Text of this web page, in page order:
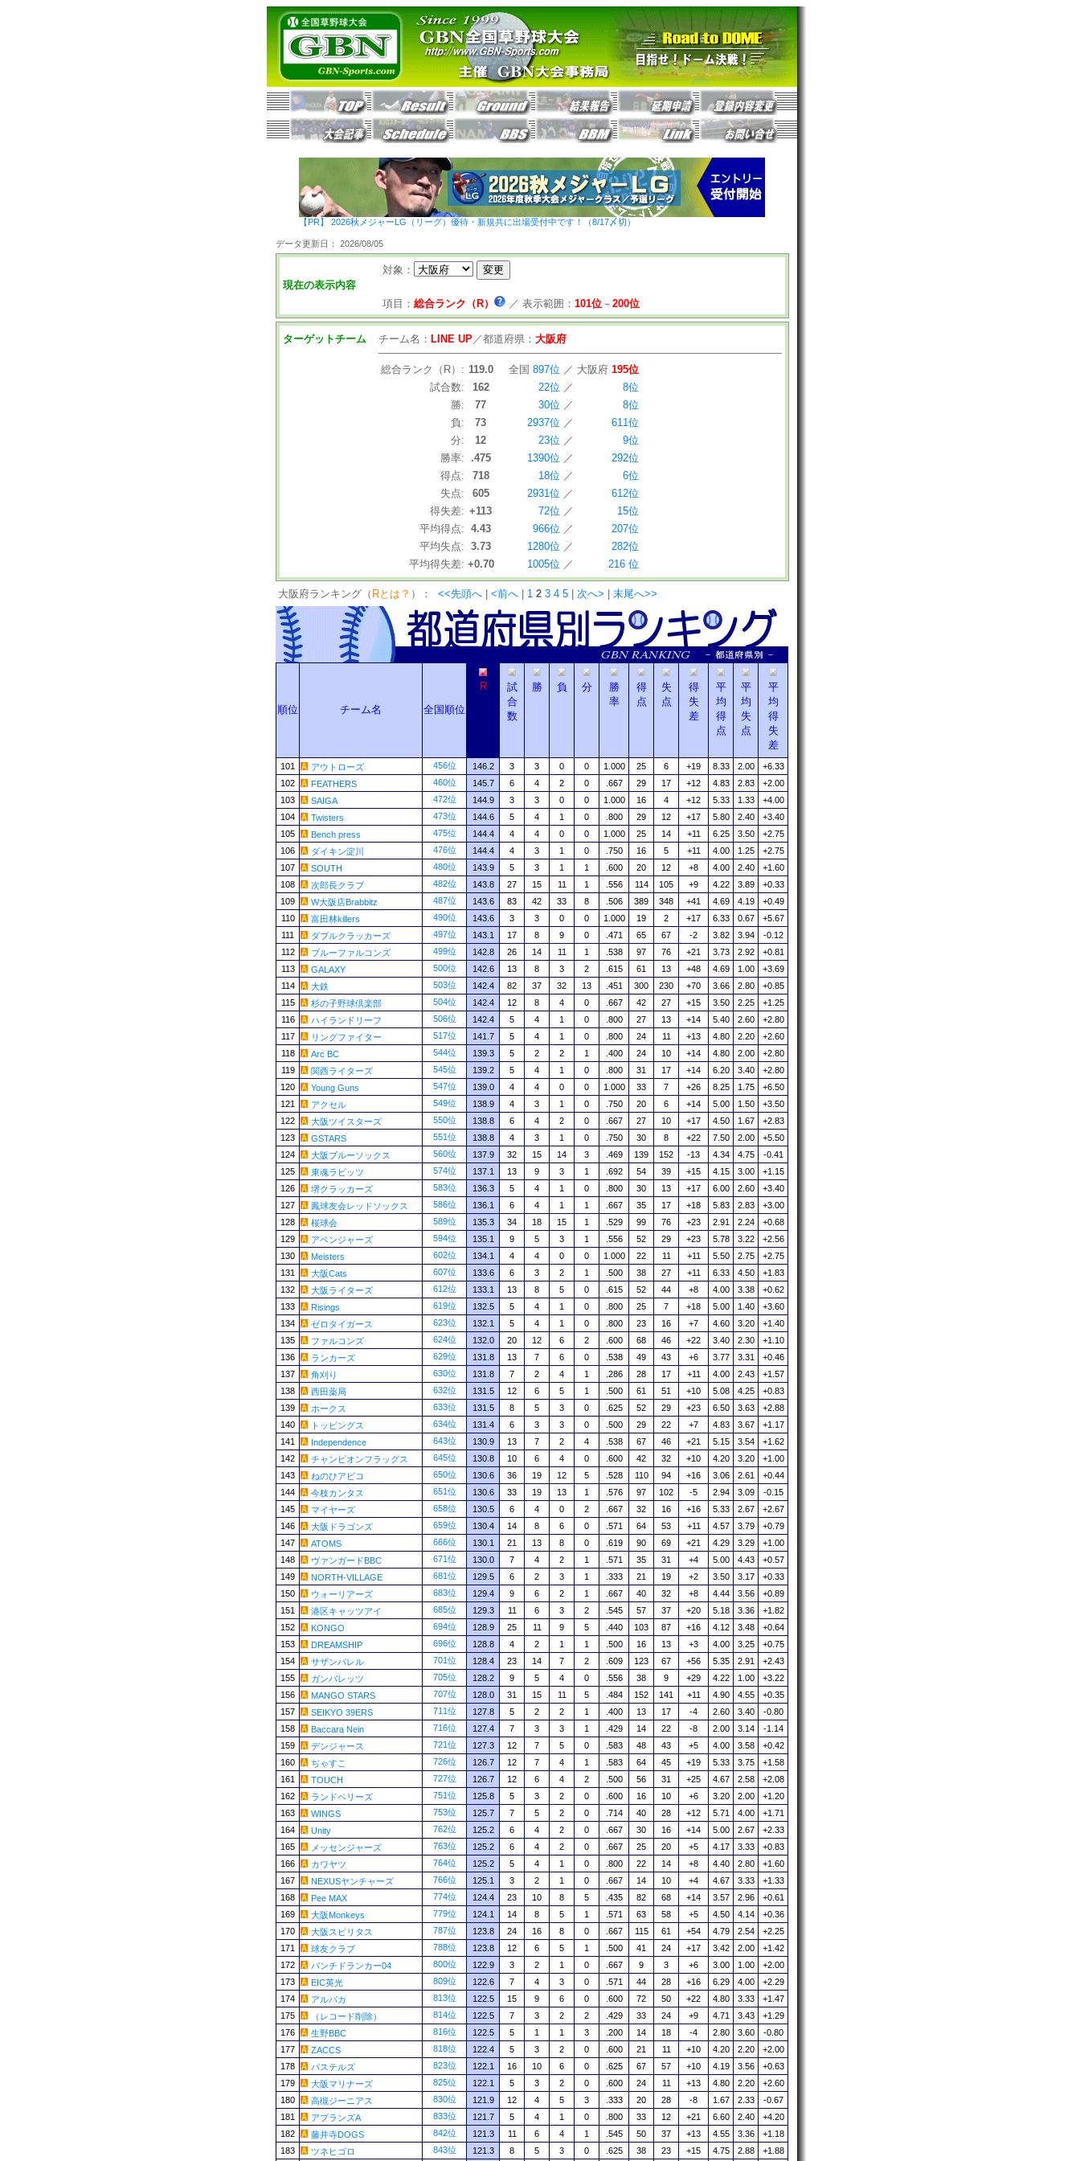
【PR】 2026秋メジャーLG（リーグ）優待・新規共に出場受付中です！（8/17〆切）
データ更新日： 2026/08/05
現在の表示内容
対象：
項目： 総合ランク（R） ／ 表示範囲： 101位－ 200位
ターゲットチーム チーム名： LINE UP／都道府県： 大阪府
総合ランク（R）: 119.0 全国 897位 ／ 大阪府 195位
試合数:
162 22位 ／
8位
勝:
77 30位 ／
8位
負:
73 2937位 ／
611位
分:
12 23位 ／
9位
勝率:
.475 1390位 ／
292位
得点:
718 18位 ／
6位
失点:
605 2931位 ／
612位
得失差: +113 72位 ／
15位
平均得点: 4.43 966位 ／
207位
平均失点: 3.73 1280位 ／
282位
平均得失差: +0.70 1005位 ／ 216 位
大阪府ランキング（ Rとは？ ）： <<先頭へ <前へ 1 2 3 4 5 次へ> 末尾へ>>
順位 チーム名 全国順位
R
試
合
数
勝 負 分
勝
率
得
点
失
点
得
失
差
平
均
得
点
平
均
失
点
平
均
得
失
差
101 アウトローズ 456位 146.2 3 3 0 0 1.000 25 6 +19 8.33 2.00
+6.33
102
FEATHERS 460位 145.7 6 4 2 0 .667 29 17 +12 4.83 2.83
+2.00
103
SAIGA 472位 144.9 3 3 0 0 1.000 16 4 +12 5.33 1.33
+4.00
104
Twisters 473位 144.6 5 4 1 0 .800 29 12 +17 5.80 2.40
+3.40
105
Bench press 475位 144.4 4 4 0 0 1.000 25 14 +11 6.25 3.50
+2.75
106
ダイキン淀川 476位 144.4 4 3 1 0 .750 16 5 +11 4.00 1.25
+2.75
107
SOUTH 480位 143.9 5 3 1 1 .600 20 12 +8 4.00 2.40
+1.60
108
次郎長クラブ 482位 143.8 27 15 11 1 .556 114 105 +9 4.22 3.89
+0.33
109
W大阪店Brabbitz 487位 143.6 83 42 33 8 .506 389 348 +41 4.69 4.19
+0.49
110
富田林killers 490位 143.6 3 3 0 0 1.000 19 2 +17 6.33 0.67
+5.67
111
ダブルクラッカーズ 497位 143.1 17 8 9 0 .471 65 67 -2 3.82 3.94
-0.12
112
ブルーファルコンズ 499位 142.8 26 14 11 1 .538 97 76 +21 3.73 2.92
+0.81
113
GALAXY 500位 142.6 13 8 3 2 .615 61 13 +48 4.69 1.00
+3.69
114
大鉄 503位 142.4 82 37 32 13 .451 300 230 +70 3.66 2.80
+0.85
115
杉の子野球倶楽部 504位 142.4 12 8 4 0 .667 42 27 +15 3.50 2.25
+1.25
116
ハイランドリーフ 506位 142.4 5 4 1 0 .800 27 13 +14 5.40 2.60
+2.80
117
リングファイター 517位 141.7 5 4 1 0 .800 24 11 +13 4.80 2.20
+2.60
118
Arc BC 544位 139.3 5 2 2 1 .400 24 10 +14 4.80 2.00
+2.80
119
関西ライターズ 545位 139.2 5 4 1 0 .800 31 17 +14 6.20 3.40
+2.80
120
Young Guns 547位 139.0 4 4 0 0 1.000 33 7 +26 8.25 1.75
+6.50
121
アクセル 549位 138.9 4 3 1 0 .750 20 6 +14 5.00 1.50
+3.50
122
大阪ツイスターズ 550位 138.8 6 4 2 0 .667 27 10 +17 4.50 1.67
+2.83
123
GSTARS 551位 138.8 4 3 1 0 .750 30 8 +22 7.50 2.00
+5.50
124
大阪ブルーソックス 560位 137.9 32 15 14 3 .469 139 152 -13 4.34 4.75
-0.41
125
東魂ラビッツ 574位 137.1 13 9 3 1 .692 54 39 +15 4.15 3.00
+1.15
126
堺クラッカーズ 583位 136.3 5 4 1 0 .800 30 13 +17 6.00 2.60
+3.40
127
鳳球友会レッドソックス 586位 136.1 6 4 1 1 .667 35 17 +18 5.83 2.83
+3.00
128
桜球会 589位 135.3 34 18 15 1 .529 99 76 +23 2.91 2.24
+0.68
129
アベンジャーズ 594位 135.1 9 5 3 1 .556 52 29 +23 5.78 3.22
+2.56
130
Meisters 602位 134.1 4 4 0 0 1.000 22 11 +11 5.50 2.75
+2.75
131
大阪Cats 607位 133.6 6 3 2 1 .500 38 27 +11 6.33 4.50
+1.83
132
大阪ライターズ 612位 133.1 13 8 5 0 .615 52 44 +8 4.00 3.38
+0.62
133
Risings 619位 132.5 5 4 1 0 .800 25 7 +18 5.00 1.40
+3.60
134
ゼロタイガース 623位 132.1 5 4 1 0 .800 23 16 +7 4.60 3.20
+1.40
135
ファルコンズ 624位 132.0 20 12 6 2 .600 68 46 +22 3.40 2.30
+1.10
136
ランカーズ 629位 131.8 13 7 6 0 .538 49 43 +6 3.77 3.31
+0.46
137
角刈り 630位 131.8 7 2 4 1 .286 28 17 +11 4.00 2.43
+1.57
138
西田薬局 632位 131.5 12 6 5 1 .500 61 51 +10 5.08 4.25
+0.83
139
ホークス 633位 131.5 8 5 3 0 .625 52 29 +23 6.50 3.63
+2.88
140
トッピングス 634位 131.4 6 3 3 0 .500 29 22 +7 4.83 3.67
+1.17
141
Independence 643位 130.9 13 7 2 4 .538 67 46 +21 5.15 3.54
+1.62
142
チャンピオンフラッグス 645位 130.8 10 6 4 0 .600 42 32 +10 4.20 3.20
+1.00
143
ねのひアビコ 650位 130.6 36 19 12 5 .528 110 94 +16 3.06 2.61
+0.44
144
今枝カンタス 651位 130.6 33 19 13 1 .576 97 102 -5 2.94 3.09
-0.15
145
マイヤーズ 658位 130.5 6 4 0 2 .667 32 16 +16 5.33 2.67
+2.67
146
大阪ドラゴンズ 659位 130.4 14 8 6 0 .571 64 53 +11 4.57 3.79
+0.79
147
ATOMS 666位 130.1 21 13 8 0 .619 90 69 +21 4.29 3.29
+1.00
148
ヴァンガードBBC 671位 130.0 7 4 2 1 .571 35 31 +4 5.00 4.43
+0.57
149
NORTH-VILLAGE 681位 129.5 6 2 3 1 .333 21 19 +2 3.50 3.17
+0.33
150
ウォーリアーズ 683位 129.4 9 6 2 1 .667 40 32 +8 4.44 3.56
+0.89
151
港区キャッツアイ 685位 129.3 11 6 3 2 .545 57 37 +20 5.18 3.36
+1.82
152
KONGO 694位 128.9 25 11 9 5 .440 103 87 +16 4.12 3.48
+0.64
153
DREAMSHIP 696位 128.8 4 2 1 1 .500 16 13 +3 4.00 3.25
+0.75
154
サザンバレル 701位 128.4 23 14 7 2 .609 123 67 +56 5.35 2.91
+2.43
155
ガンバレッツ 705位 128.2 9 5 4 0 .556 38 9 +29 4.22 1.00
+3.22
156
MANGO STARS 707位 128.0 31 15 11 5 .484 152 141 +11 4.90 4.55
+0.35
157
SEIKYO 39ERS 711位 127.8 5 2 2 1 .400 13 17 -4 2.60 3.40
-0.80
158
Baccara Nein 716位 127.4 7 3 3 1 .429 14 22 -8 2.00 3.14
-1.14
159
デンジャース 721位 127.3 12 7 5 0 .583 48 43 +5 4.00 3.58
+0.42
160
ぢゃすこ 726位 126.7 12 7 4 1 .583 64 45 +19 5.33 3.75
+1.58
161
TOUCH 727位 126.7 12 6 4 2 .500 56 31 +25 4.67 2.58
+2.08
162
ランドベリーズ 751位 125.8 5 3 2 0 .600 16 10 +6 3.20 2.00
+1.20
163
WINGS 753位 125.7 7 5 2 0 .714 40 28 +12 5.71 4.00
+1.71
164
Unity 762位 125.2 6 4 2 0 .667 30 16 +14 5.00 2.67
+2.33
165
メッセンジャーズ 763位 125.2 6 4 2 0 .667 25 20 +5 4.17 3.33
+0.83
166
カワヤツ 764位 125.2 5 4 1 0 .800 22 14 +8 4.40 2.80
+1.60
167
NEXUSヤンチャーズ 766位 125.1 3 2 1 0 .667 14 10 +4 4.67 3.33
+1.33
168
Pee MAX 774位 124.4 23 10 8 5 .435 82 68 +14 3.57 2.96
+0.61
169
大阪Monkeys 779位 124.1 14 8 5 1 .571 63 58 +5 4.50 4.14
+0.36
170
大阪スピリタス 787位 123.8 24 16 8 0 .667 115 61 +54 4.79 2.54
+2.25
171
球友クラブ 788位 123.8 12 6 5 1 .500 41 24 +17 3.42 2.00
+1.42
172
パンチドランカー04 800位 122.9 3 2 1 0 .667 9 3 +6 3.00 1.00
+2.00
173
EIC英光 809位 122.6 7 4 3 0 .571 44 28 +16 6.29 4.00
+2.29
174
アルパカ 813位 122.5 15 9 6 0 .600 72 50 +22 4.80 3.33
+1.47
175
（レコード削除） 814位 122.5 7 3 2 2 .429 33 24 +9 4.71 3.43
+1.29
176
生野BBC 816位 122.5 5 1 1 3 .200 14 18 -4 2.80 3.60
-0.80
177
ZACCS 818位 122.4 5 3 2 0 .600 21 11 +10 4.20 2.20
+2.00
178
パステルズ 823位 122.1 16 10 6 0 .625 67 57 +10 4.19 3.56
+0.63
179
大阪マリナーズ 825位 122.1 5 3 2 0 .600 24 11 +13 4.80 2.20
+2.60
180
高槻ジーニアス 830位 121.9 12 4 5 3 .333 20 28 -8 1.67 2.33
-0.67
181
アプランズA 833位 121.7 5 4 1 0 .800 33 12 +21 6.60 2.40
+4.20
182
藤井寺DOGS 842位 121.3 11 6 4 1 .545 50 37 +13 4.55 3.36
+1.18
183
ツネヒゴロ 843位 121.3 8 5 3 0 .625 38 23 +15 4.75 2.88 +1.88